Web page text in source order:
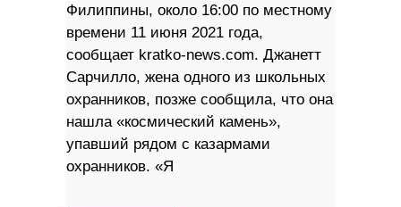
Филиппины, около 16:00 по местному
времени 11 июня 2021 года,
сообщает kratko-news.com. Джанетт
Сарчилло, жена одного из школьных
охранников, позже сообщила, что она
нашла «космический камень»,
упавший рядом с казармами
охранников. «Я